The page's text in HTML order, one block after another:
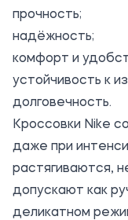
прочность;
надёжность;
комфорт и
устойчивость к
долговечность.
Кроссовки Nike
даже при
растягиваются,
допускают как
деликатном